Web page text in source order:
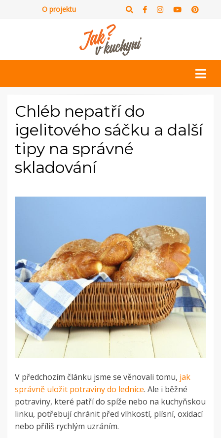
O projektu
Chléb nepatří do
igelitového sáčku a další
tipy na správné
skladování
V předchozím článku jsme se věnovali tomu, jak
správně uložit potraviny do lednice. Ale i běžné
potraviny, které patří do spíže nebo na kuchyňskou
linku, potřebují chránit před vlhkostí, plísní, oxidací
nebo příliš rychlým uzráním.